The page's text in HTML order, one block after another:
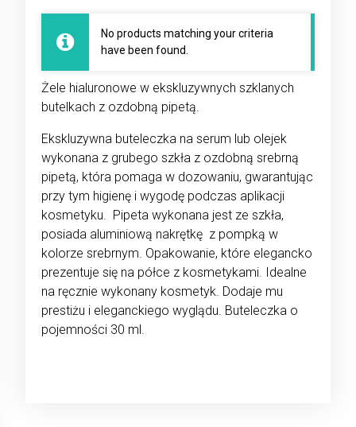
No products matching your criteria
have been found.
Żele hialuronowe w ekskluzywnych szklanych
butelkach z ozdobną pipetą.
Ekskluzywna buteleczka na serum lub olejek
wykonana z grubego szkła z ozdobną srebrną
pipetą, która pomaga w dozowaniu, gwarantując
przy tym higienę i wygodę podczas aplikacji
kosmetyku. Pipeta wykonana jest ze szkła,
posiada aluminiową nakrętkę z pompką w
kolorze srebrnym. Opakowanie, które elegancko
prezentuje się na półce z kosmetykami. Idealne
na ręcznie wykonany kosmetyk. Dodaje mu
prestiżu i eleganckiego wyglądu. Buteleczka o
pojemności 30 ml.